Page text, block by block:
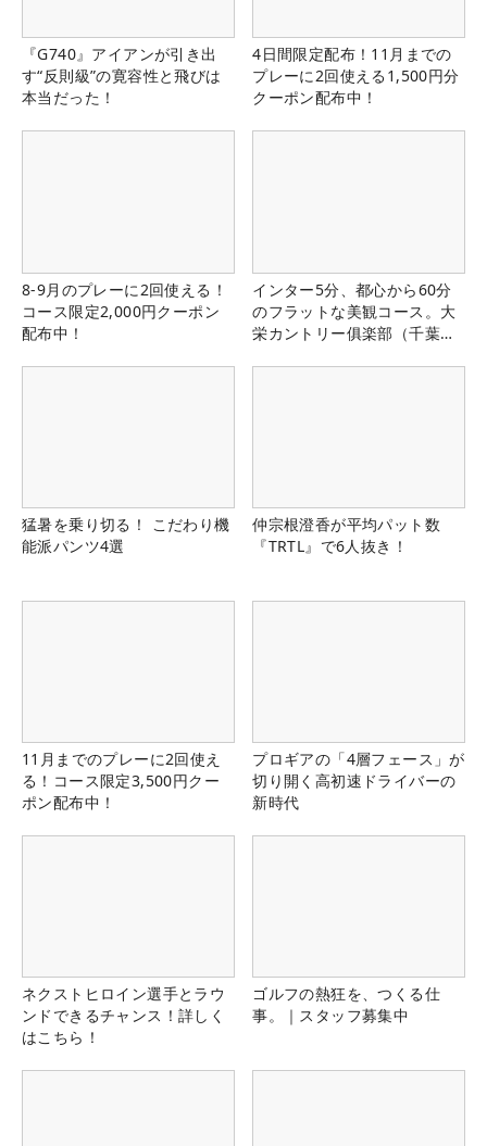
『G740』アイアンが引き出
す“反則級”の寛容性と飛びは
本当だった！
4日間限定配布！11月までの
プレーに2回使える1,500円分
クーポン配布中！
8-9月のプレーに2回使える！
コース限定2,000円クーポン
配布中！
インター5分、都心から60分
のフラットな美観コース。大
栄カントリー俱楽部（千葉
猛暑を乗り切る！ こだわり機
能派パンツ4選
仲宗根澄香が平均パット数
『TRTL』で6人抜き！
11月までのプレーに2回使え
る！コース限定3,500円クー
ポン配布中！
プロギアの「4層フェース」が
切り開く高初速ドライバーの
新時代
ネクストヒロイン選手とラウ
ンドできるチャンス！詳しく
はこちら！
ゴルフの熱狂を、つくる仕
事。｜スタッフ募集中